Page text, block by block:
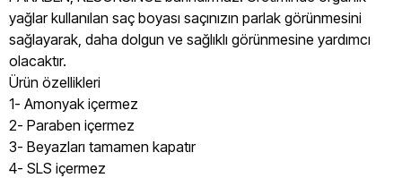
yağlar kullanılan saç boyası saçınızın parlak görünmesini
sağlayarak, daha dolgun ve sağlıklı görünmesine yardımcı
olacaktır.
Ürün özellikleri
1- Amonyak içermez
2- Paraben içermez
3- Beyazları tamamen kapatır
4- SLS içermez